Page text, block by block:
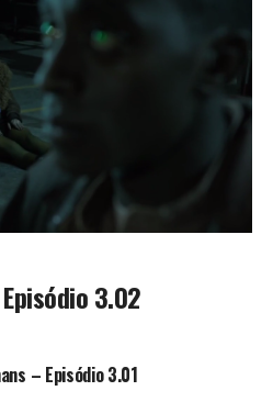
3.02
– Episódio 3.01